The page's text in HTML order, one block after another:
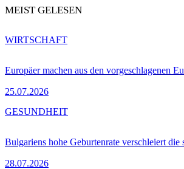
MEIST GELESEN
Europäer machen aus den vorgeschlagenen
25.07.2026
WIRTSCHAFT
Bulgariens hohe Geburtenrate verschleiert
28.07.2026
GESUNDHEIT